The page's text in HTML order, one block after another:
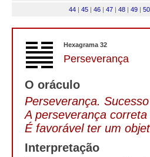
44 | 45 | 46 | 47 | 48 | 49 | 50
Hexagrama 32
Perseverança
O oráculo
Perseverança.
A perseverança
É favorável ter um
Interpretação